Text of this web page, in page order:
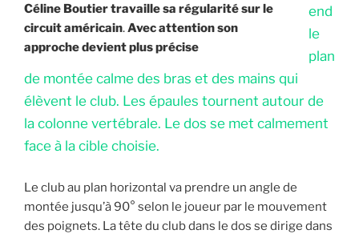
Céline Boutier travaille sa régularité sur le
circuit américain.Avec attention son
approche devient plus précise
end
le
plan
de montée calme des bras et des mains qui
élèvent le club. Les épaules tournent autour de
la colonne vertébrale. Le dos se met calmement
face à la cible choisie.
Le club au plan horizontal va prendre un angle de
montée jusqu’à 90° selon le joueur par le mouvement
des poignets. La tête du club dans le dos se dirige dans